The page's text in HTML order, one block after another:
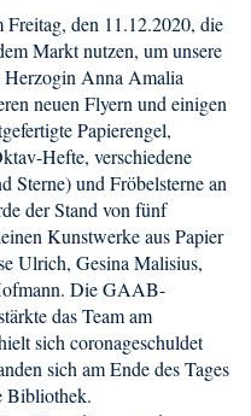
den 11.12.2020, die
Markt nutzen, um unsere
Anna Amalia
neuen Flyern und einigen
Papierengel,
Hefte, verschiedene
Sterne) und Fröbelsterne an
der Stand von fünf
Kunstwerke aus Papier
Ulrich, Gesina Malisius,
Die GAAB-
das Team am
sich coronageschuldet
sich am Ende des Tages
Bibliothek.